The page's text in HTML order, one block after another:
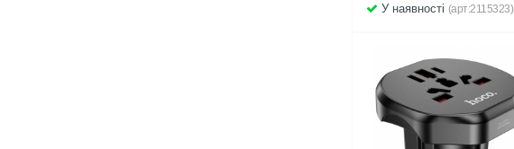
У наявності (арт:2115323)